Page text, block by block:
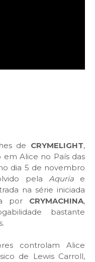
de CRYMELIGHT,
em Alice no País das
dia 5 de novembro
pela Aquria e
na série iniciada
por CRYMACHINA,
bastante
controlam Alice
de Lewis Carroll,